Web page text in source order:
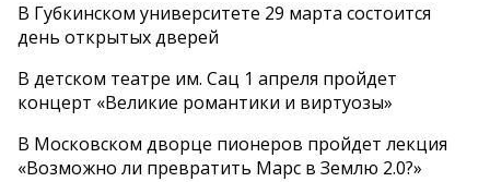
В Губкинском университете 29 марта состоится
день открытых дверей
В детском театре им. Сац 1 апреля пройдет
концерт «Великие романтики и виртуозы»
В Московском дворце пионеров пройдет лекция
«Возможно ли превратить Марс в Землю 2.0?»